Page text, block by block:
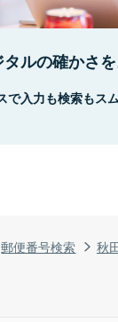
郵便番号検索 秋
ルの確かさを
入力も検索もスム